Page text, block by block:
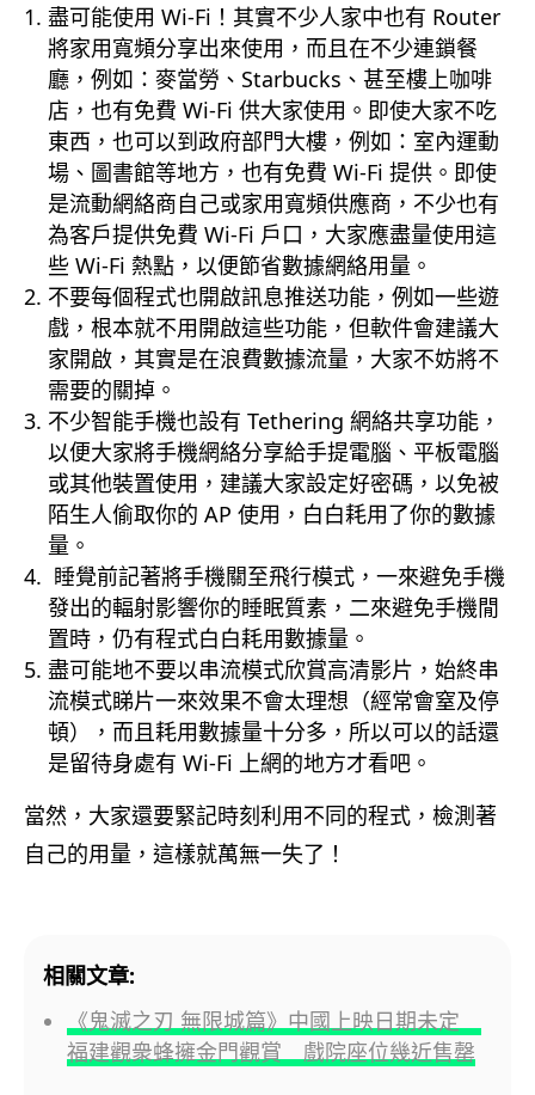
盡可能使用 Wi-Fi！其實不少人家中也有 Router
將家用寬頻分享出來使用，而且在不少連鎖餐
廳，例如：麥當勞、Starbucks、甚至樓上咖啡
店，也有免費 Wi-Fi 供大家使用。即使大家不吃
東西，也可以到政府部門大樓，例如：室內運動
場、圖書館等地方，也有免費 Wi-Fi 提供。即使
是流動網絡商自己或家用寬頻供應商，不少也有
為客戶提供免費 Wi-Fi 戶口，大家應盡量使用這
些 Wi-Fi 熱點，以便節省數據網絡用量。
不要每個程式也開啟訊息推送功能，例如一些遊
戲，根本就不用開啟這些功能，但軟件會建議大
家開啟，其實是在浪費數據流量，大家不妨將不
需要的關掉。
不少智能手機也設有 Tethering 網絡共享功能，
以便大家將手機網絡分享給手提電腦、平板電腦
或其他裝置使用，建議大家設定好密碼，以免被
陌生人偷取你的 AP 使用，白白耗用了你的數據
量。
睡覺前記著將手機關至飛行模式，一來避免手機
發出的輻射影響你的睡眠質素，二來避免手機閒
置時，仍有程式白白耗用數據量。
盡可能地不要以串流模式欣賞高清影片，始終串
流模式睇片一來效果不會太理想（經常會窒及停
頓），而且耗用數據量十分多，所以可以的話還
是留待身處有 Wi-Fi 上網的地方才看吧。
當然，大家還要緊記時刻利用不同的程式，檢測著
自己的用量，這樣就萬無一失了！
相關文章:
《鬼滅之刃 無限城篇》中國上映日期未定
福建觀衆蜂擁金門觀賞 戲院座位幾近售罄